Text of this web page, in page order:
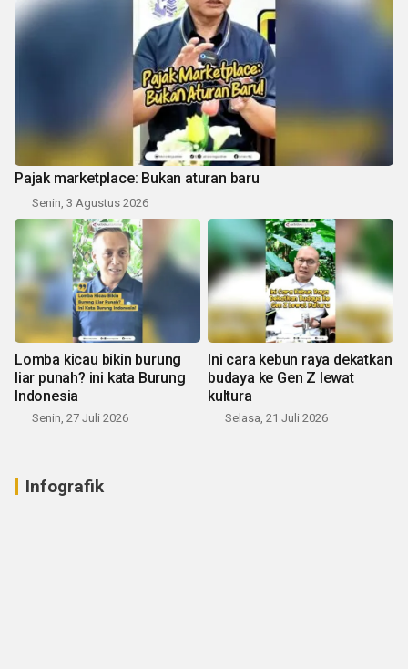
Pajak marketplace: Bukan aturan baru
Senin, 3 Agustus 2026
Lomba kicau bikin burung
liar punah? ini kata Burung
Indonesia
Senin, 27 Juli 2026
Ini cara kebun raya dekatkan
budaya ke Gen Z lewat
kultura
Selasa, 21 Juli 2026
Infografik